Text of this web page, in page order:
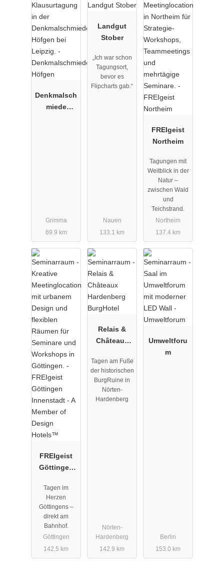
Ob entspannt tagen oder erholsam abschalten – hier gestalten
Sie Ihren Aufenthalt ganz nach Ihren Wünschen.
Denkmalsch
miede
Grimma
69.9 km
Landgut
Stober
„Ich war schon
Tagungsort,
bevor es
Flipcharts gab.“
Nauen
133.1 km
FREIgeist
Northeim
Tagungen mit
Weitblick in der
Natur –
zwischen Wald
und
Teichstrand.
Northeim
137.4 km
FREIgeist
Göttingen
A Member of
Design
Hotels™
Tagen im
Herzen
Göttingens –
direkt am
Bahnhof.
Göttingen
142.5 km
Relais &
Châteaux
BurgHotel
Tagen am Fuße
der historischen
BurgRuine in
Nörten-
Hardenberg
Nörten-
Hardenberg
142.9 km
Umweltforu
m
Berlin
153.0 km